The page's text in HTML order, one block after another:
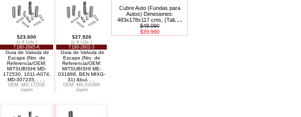
$23.600
(x 8 Uds.)
T180-2845-K
Guia de Valvula de
Escape (Nro. de
Referencia/OEM:
MITSUBISHI MD-
172530, 1011-A074,
MD-307235,
OEM: MD-172530
Japón
$27.920
(x 8 Uds.)
T180-2602-3
Guia de Valvula de
Escape (Nro. de
Referencia/OEM:
MITSUBISHI ME-
031888, BEN MIXG-
31) &bul. . .
OEM: ME-031888
Japón
Cubre Auto (Fundas para
Autos) Dimesiones:
483x178x117 cms, (Tall. . .
$48.090
$39.990